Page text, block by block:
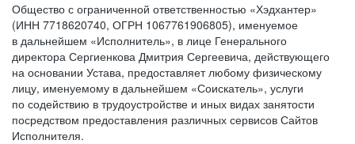
Общество с ограниченной ответственностью «Хэдхантер»
(ИНН 7718620740, ОГРН 1067761906805), именуемое
в дальнейшем «Исполнитель», в лице Генерального
директора Сергиенкова Дмитрия Сергеевича, действующего
на основании Устава, предоставляет любому физическому
лицу, именуемому в дальнейшем «Соискатель», услуги
по содействию в трудоустройстве и иных видах занятости
посредством предоставления различных сервисов Сайтов
Исполнителя.